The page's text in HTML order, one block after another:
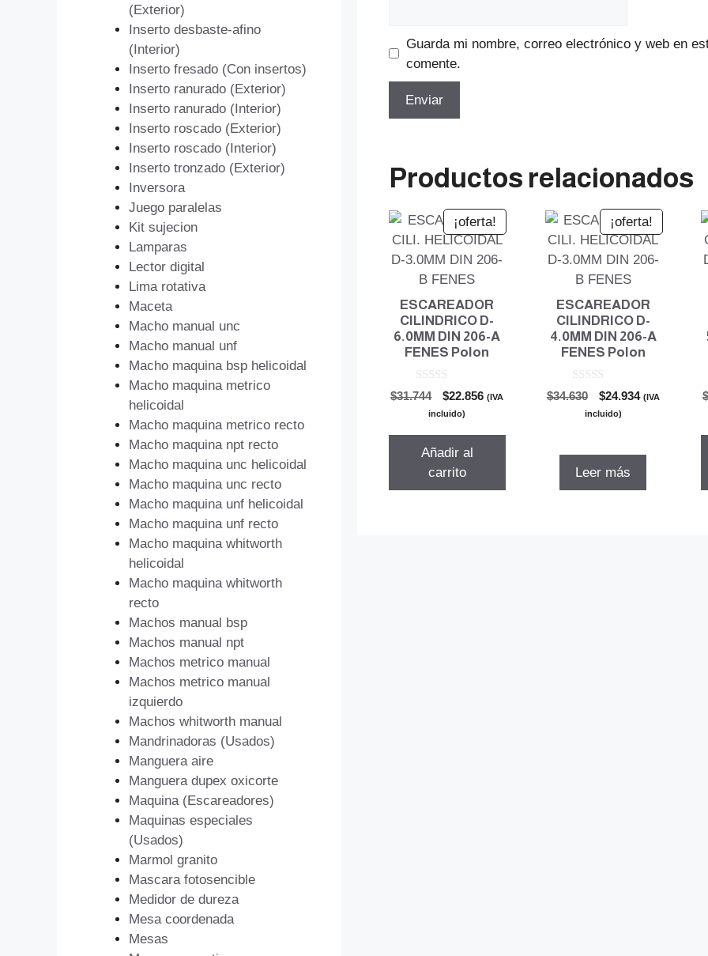
Guarda mi nombre, correo electrónico y web en
comente.
Productos relacionados
¡oferta!
ESCAREADOR
CILINDRICO D-
6.0MM DIN 206-A
FENES Polon
0
d
$31.744
El
precio
era:
$31.744.
$22.856El(IVA
incluido)
Añadir al
carrito
¡oferta!
ESCAREADOR
CILINDRICO D-
4.0MM DIN 206-A
FENES Polon
0
d
$34.630
El
precio
$24.934El(IVA
incluido)
Leer más
(Exterior)
Inserto desbaste-afino
(Interior)
Inserto fresado (Con insertos)
Inserto ranurado (Exterior)
Inserto ranurado (Interior)
Inserto roscado (Exterior)
Inserto roscado (Interior)
Inserto tronzado (Exterior)
Inversora
Juego paralelas
Kit sujecion
Lamparas
Lector digital
Lima rotativa
Maceta
Macho manual unc
Macho manual unf
Macho maquina bsp helicoidal
Macho maquina metrico
helicoidal
Macho maquina metrico recto
Macho maquina npt recto
Macho maquina unc helicoidal
Macho maquina unc recto
Macho maquina unf helicoidal
Macho maquina unf recto
Macho maquina whitworth
helicoidal
Macho maquina whitworth
recto
Machos manual bsp
Machos manual npt
Machos metrico manual
Machos metrico manual
izquierdo
Machos whitworth manual
Mandrinadoras (Usados)
Manguera aire
Manguera dupex oxicorte
Maquina (Escareadores)
Maquinas especiales
(Usados)
Marmol granito
Mascara fotosencible
Medidor de dureza
Mesa coordenada
Mesas